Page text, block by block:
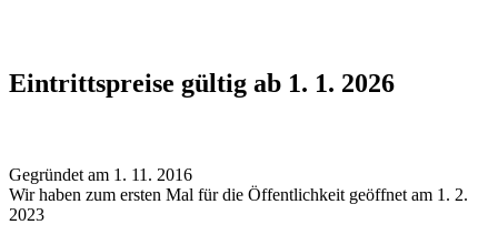
Eintrittspreise gültig ab 1. 1. 2026
Gegründet am 1. 11. 2016
Wir haben zum ersten Mal für die Öffentlichkeit geöffnet am 1. 2.
2023